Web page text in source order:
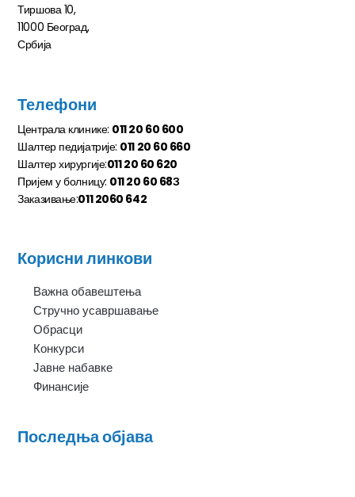
Тиршова 10,
11000 Београд,
Србија
Телефони
Централа клинике: 011 20 60 600
Шалтер педијатрије: 011 20 60 660
Шалтер хирургије:011 20 60 620
Пријем у болницу: 011 20 60 68З
Заказивање:011 2060 642
Корисни линкови
Важна обавештења
Стручно усавршавање
Обрасци
Конкурси
Јавне набавке
Финансије
Последња објава